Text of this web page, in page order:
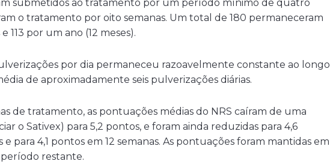
submetidos ao tratamento por um período mínimo de quatro
o tratamento por oito semanas. Um total de 180 permaneceram
113 por um ano (12 meses).
por dia permaneceu razoavelmente constante ao longo
de aproximadamente seis pulverizações diárias.
de tratamento, as pontuações médias do NRS caíram de uma
o Sativex) para 5,2 pontos, e foram ainda reduzidas para 4,6
e para 4,1 pontos em 12 semanas. As pontuações foram mantidas em
restante.